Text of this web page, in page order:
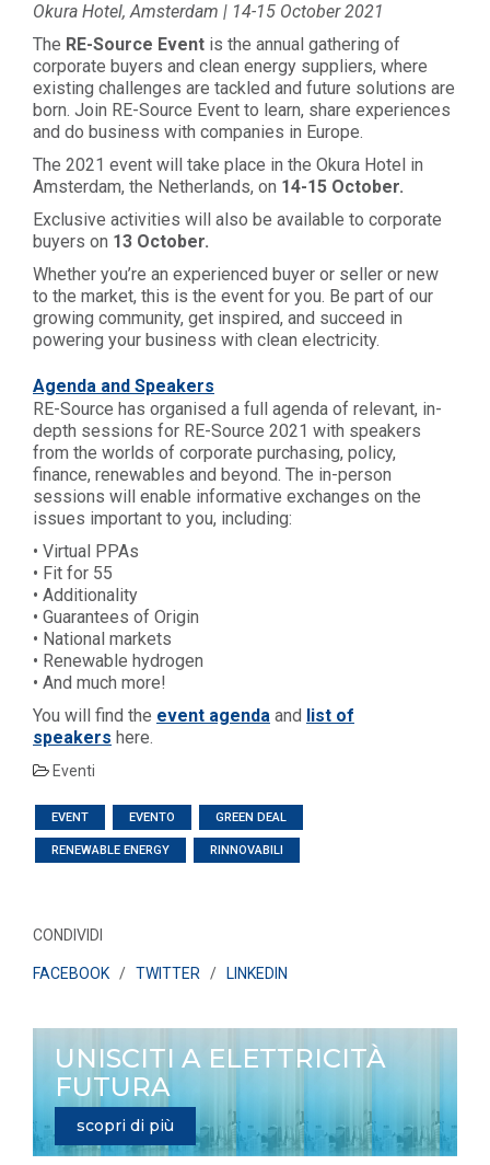
Okura Hotel, Amsterdam | 14-15 October 2021
The RE-Source Event is the annual gathering of
corporate buyers and clean energy suppliers, where
existing challenges are tackled and future solutions are
born. Join RE-Source Event to learn, share experiences
and do business with companies in Europe.
The 2021 event will take place in the Okura Hotel in
Amsterdam, the Netherlands, on 14-15 October.
Exclusive activities will also be available to corporate
buyers on 13 October.
Whether you’re an experienced buyer or seller or new
to the market, this is the event for you. Be part of our
growing community, get inspired, and succeed in
powering your business with clean electricity.
Agenda and Speakers
RE-Source has organised a full agenda of relevant, in-
depth sessions for RE-Source 2021 with speakers
from the worlds of corporate purchasing, policy,
finance, renewables and beyond. The in-person
sessions will enable informative exchanges on the
issues important to you, including:
• Virtual PPAs
• Fit for 55
• Additionality
• Guarantees of Origin
• National markets
• Renewable hydrogen
• And much more!
You will find the event agenda and list of
speakers here.
Eventi
EVENT EVENTO GREEN DEAL
RENEWABLE ENERGY RINNOVABILI
CONDIVIDI
FACEBOOK/ TWITTER / LINKEDIN
UNISCITI A ELETTRICITÀ
FUTURA
scopri di più